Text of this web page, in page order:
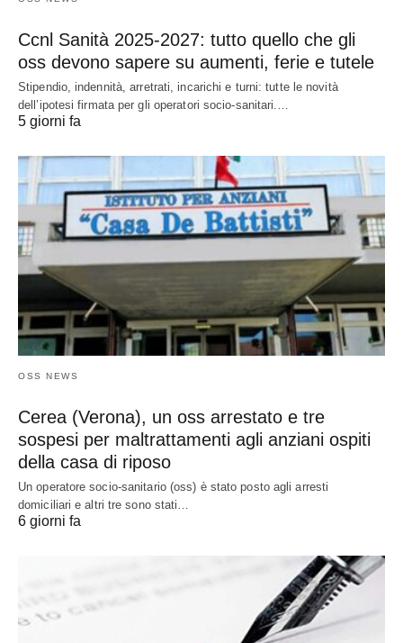
Ccnl Sanità 2025-2027: tutto quello che gli
oss devono sapere su aumenti, ferie e tutele
Stipendio, indennità, arretrati, incarichi e turni: tutte le novità
dell’ipotesi firmata per gli operatori socio-sanitari.…
5 giorni fa
OSS NEWS
Cerea (Verona), un oss arrestato e tre
sospesi per maltrattamenti agli anziani ospiti
della casa di riposo
Un operatore socio-sanitario (oss) è stato posto agli arresti
domiciliari e altri tre sono stati…
6 giorni fa